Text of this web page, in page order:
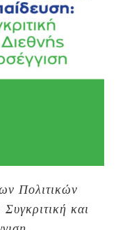
Πολιτικών
και